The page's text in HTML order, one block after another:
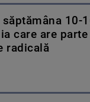
10-
care are parte
radicală